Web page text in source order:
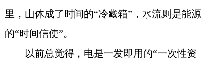
里，山体成了时间的“冷藏箱”，水流则是能源
的“时间信使”。
以前总觉得，电是一发即用的“一次性资